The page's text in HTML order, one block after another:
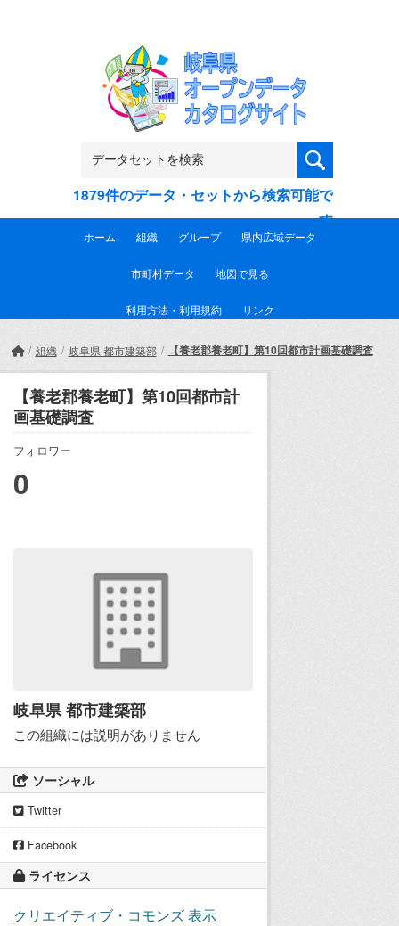
1879件のデータ・セットから検索可能で
す
ホーム 組織 グループ 県内広域データ
市町村データ 地図で見る
利用方法・利用規約 リンク
組織 岐阜県 都市建築部 【養老郡養老町】第10回都市計画基礎調査
【養老郡養老町】第10回都市計
画基礎調査
フォロワー
0
岐阜県 都市建築部
この組織には説明がありません
ソーシャル
Twitter
Facebook
ライセンス
クリエイティブ・コモンズ 表示